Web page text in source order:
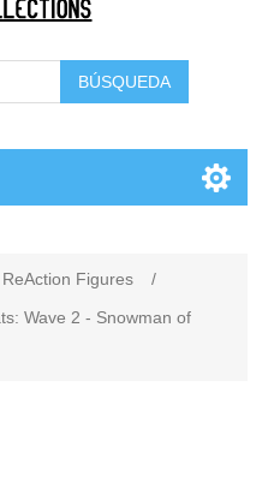
BÚSQUEDA
ReAction Figures
/
Wave 2 - Snowman of